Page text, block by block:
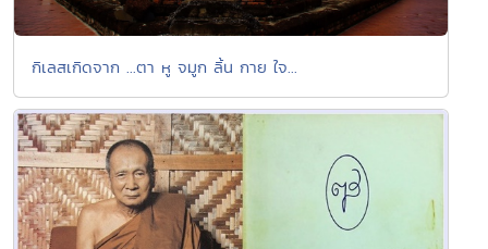
กิเลสเกิดจาก ...ตา หู จมูก ลิ้น กาย ใจ...